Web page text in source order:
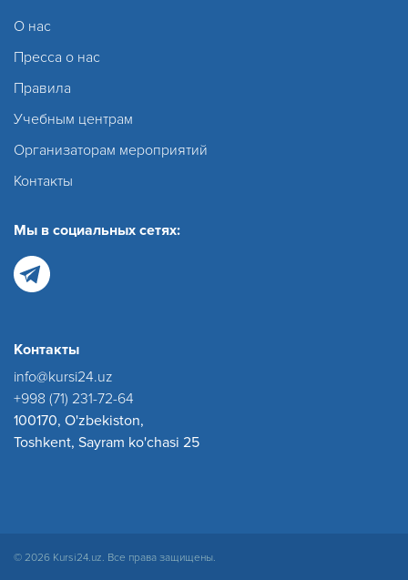
О нас
Пресса о нас
Правила
Учебным центрам
Организаторам мероприятий
Контакты
Мы в социальных сетях:
Контакты
info@kursi24.uz
+998 (71) 231-72-64
100170, O'zbekiston,
Toshkent, Sayram ko'chasi 25
© 2026 Kursi24.uz. Все права защищены.